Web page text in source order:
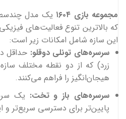
مجموعه بازی ۱۶۰۴
یک مدل
که بالاترین تنوع فعالیت‌های
این سازه شامل امکانات زیر است:
سرسره‌های تونلی دوقلو: حداقل
زرد) که از دو نقطه مختلف
هیجان‌انگیز را فراهم می‌کنند.
سرسره‌های باز و تخت: یک
پایین‌تر برای دسترسی سریع‌تر و